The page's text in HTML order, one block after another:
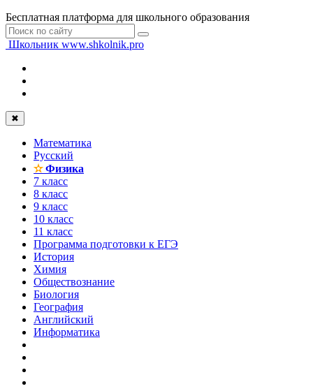
Бесплатная платформа для школьного образования
Школьник www.shkolnik.pro
✖
Математика
Русский
✫Физика
7 класс
8 класс
9 класс
10 класс
11 класс
Программа подготовки к ЕГЭ
История
Химия
Обществознание
Биология
География
Английский
Информатика